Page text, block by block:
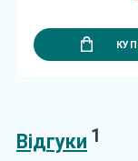
Відгуки 1